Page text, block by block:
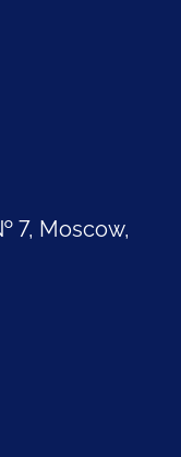
7, Moscow,